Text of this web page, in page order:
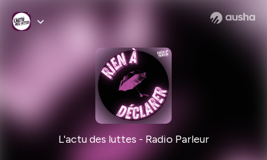
L'actu des luttes - Radio Parleur